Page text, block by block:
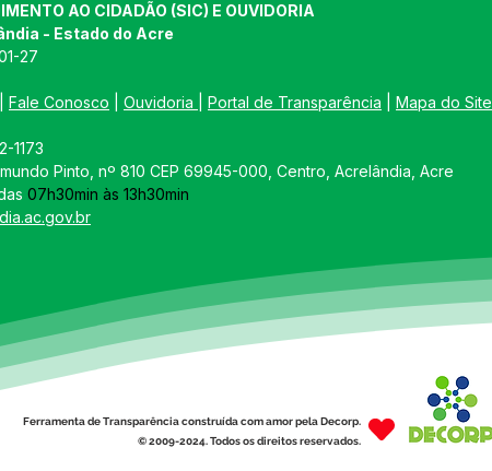
AO CIDADÃO (SIC) E OUVIDORIA
- Estado do Acre
27
Fale Conosco Ouvidoria Portal de Transparência Mapa do Site
1173
Pinto, nº 810 CEP 69945-000, Centro, Acrelândia, Acre
07h30min às 13h30min
Ferramenta de Transparência construída com amor pela Decorp.
© 2009-2024. Todos os direitos reservados.